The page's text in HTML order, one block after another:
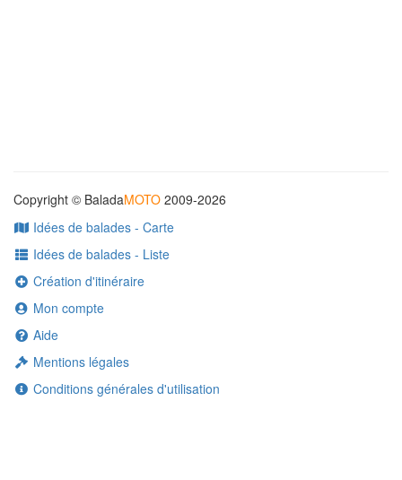
Copyright © BaladaMOTO 2009-2026
Idées de balades - Carte
Idées de balades - Liste
Création d'itinéraire
Mon compte
Aide
Mentions légales
Conditions générales d'utilisation